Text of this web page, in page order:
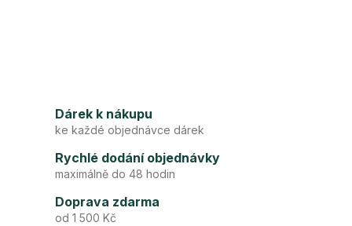
y
v
ý
Dárek k nákupu
ke každé objednávce dárek
Rychlé dodání objednávky
maximálně do 48 hodin
Doprava zdarma
od 1 500 Kč